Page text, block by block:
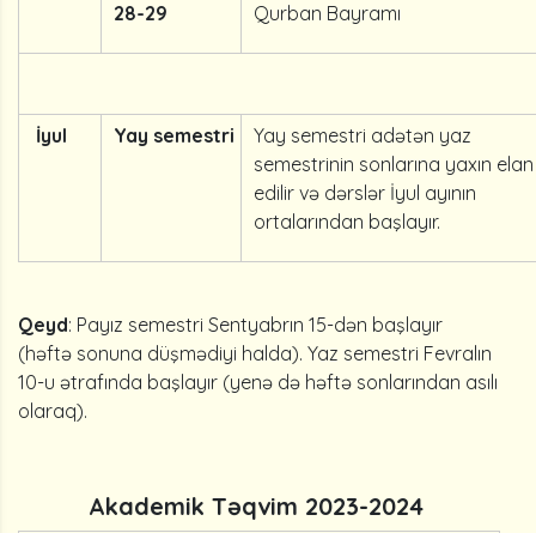
28-29 Qurban Bayramı
İyul Yay semestri
Yay semestri adətən yaz
semestrinin sonlarına yaxın elan
edilir və dərslər İyul ayının
ortalarından başlayır.
Qeyd: Payız semestri Sentyabrın 15-dən başlayır
(həftə sonuna düşmədiyi halda). Yaz semestri Fevralın
10-u ətrafında başlayır (yenə də həftə sonlarından asılı
olaraq).
Akademik Təqvim 2023-2024